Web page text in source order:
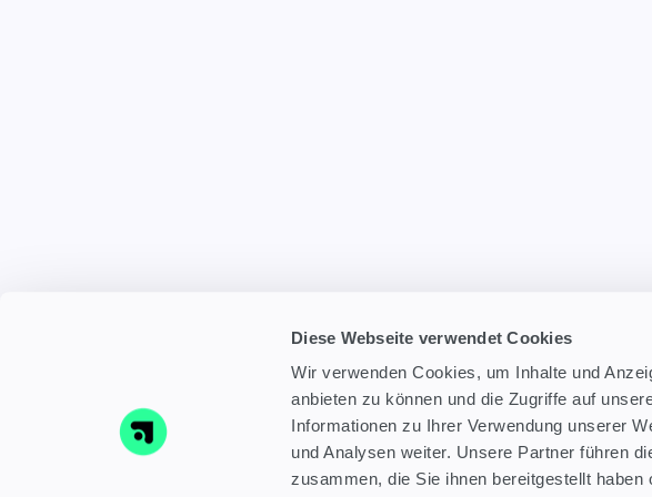
Diese Webseite verwendet Cookies
Wir verwenden Cookies, um Inhalte und
anbieten zu können und die Zugriffe auf
Informationen zu Ihrer Verwendung unserer
und Analysen weiter. Unsere Partner führen
zusammen, die Sie ihnen bereitgestellt